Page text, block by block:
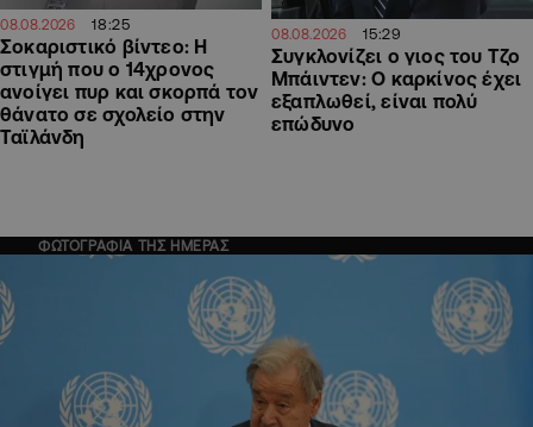
08.08.2026 18:25
Σοκαριστικό βίντεο: Η
στιγμή που ο 14χρονος
ανοίγει πυρ και σκορπά τον
θάνατο σε σχολείο στην
Ταϊλάνδη
08.08.2026 15:29
Συγκλονίζει ο γιος του Τζο
Μπάιντεν: Ο καρκίνος έχει
εξαπλωθεί, είναι πολύ
επώδυνο
ΦΩΤΟΓΡΑΦΙΑ ΤΗΣ ΗΜΕΡΑΣ